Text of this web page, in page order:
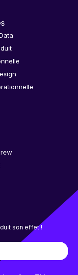
son effet !